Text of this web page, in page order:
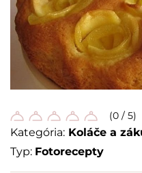
(0 / 5)
Kategória: Koláče a
Typ: Fotorecepty